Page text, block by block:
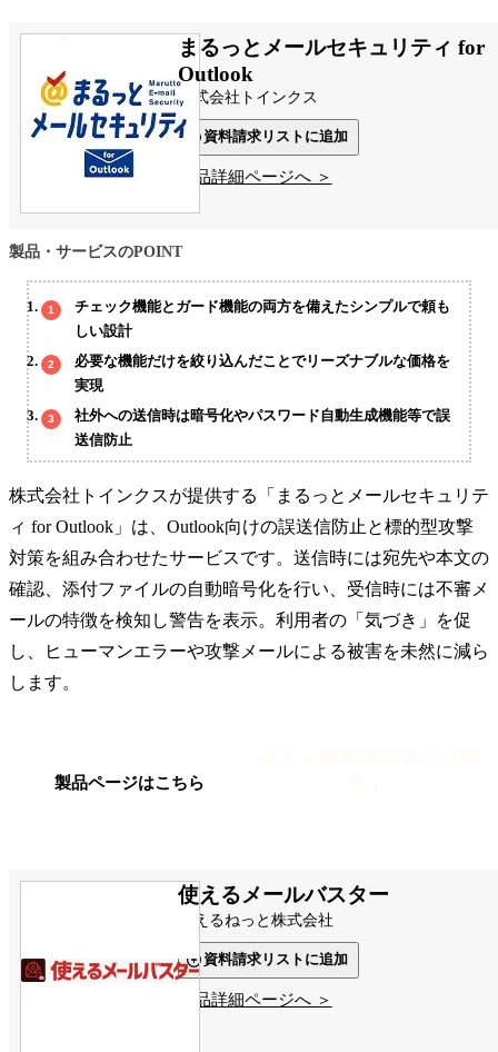
まるっとメールセキュリティ for
Outlook
株式会社トインクス
資料請求リストに追加
製品詳細ページへ ＞
製品・サービスのPOINT
チェック機能とガード機能の両方を備えたシンプルで頼も
しい設計
必要な機能だけを絞り込んだことでリーズナブルな価格を
実現
社外への送信時は暗号化やパスワード自動生成機能等で誤
送信防止
株式会社トインクスが提供する「まるっとメールセキュリテ
ィ for Outlook」は、Outlook向けの誤送信防止と標的型攻撃
対策を組み合わせたサービスです。送信時には宛先や本文の
確認、添付ファイルの自動暗号化を行い、受信時には不審メ
ールの特徴を検知し警告を表示。利用者の「気づき」を促
し、ヒューマンエラーや攻撃メールによる被害を未然に減ら
します。
製品ページはこちら
使えるメールバスター
使えるねっと株式会社
資料請求リストに追加
製品詳細ページへ ＞